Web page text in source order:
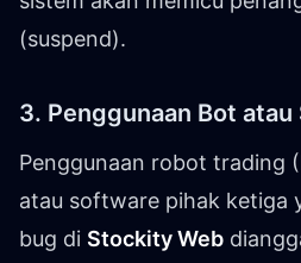
(suspend).
3. Penggunaan Bot
Penggunaan robot trading
atau software pihak ketiga
bug di Stockity Web